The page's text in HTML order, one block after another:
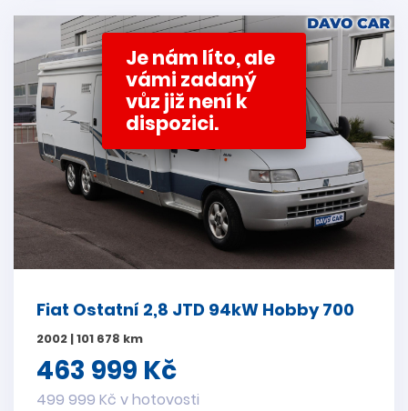
Je nám líto, ale
vámi zadaný
vůz již není k
dispozici.
Fiat Ostatní 2,8 JTD 94kW Hobby 700
2002 | 101 678 km
463 999 Kč
499 999 Kč v hotovosti